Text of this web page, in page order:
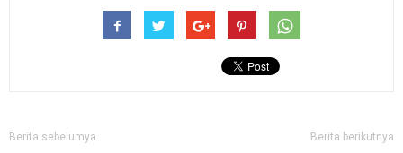
Berita sebelumya Berita berikutnya